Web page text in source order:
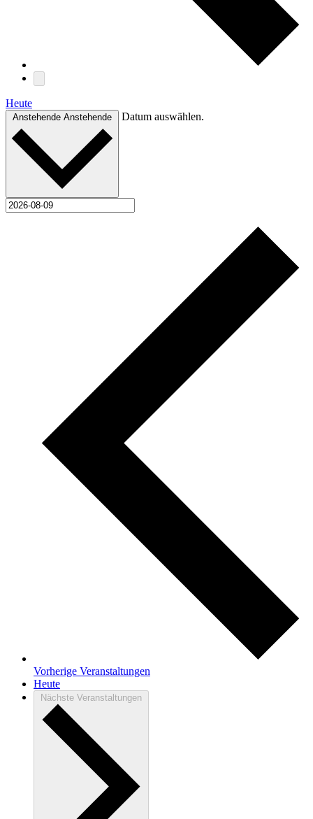
Heute
Anstehende Anstehende Datum auswählen.
Vorherige Veranstaltungen
Heute
Nächste Veranstaltungen